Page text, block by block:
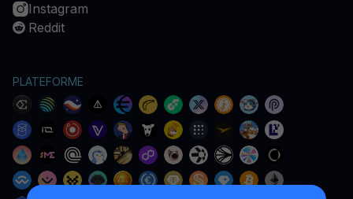
Instagram
Reddit
PLATEFORME